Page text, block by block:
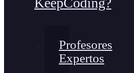
Profesores
Expertos